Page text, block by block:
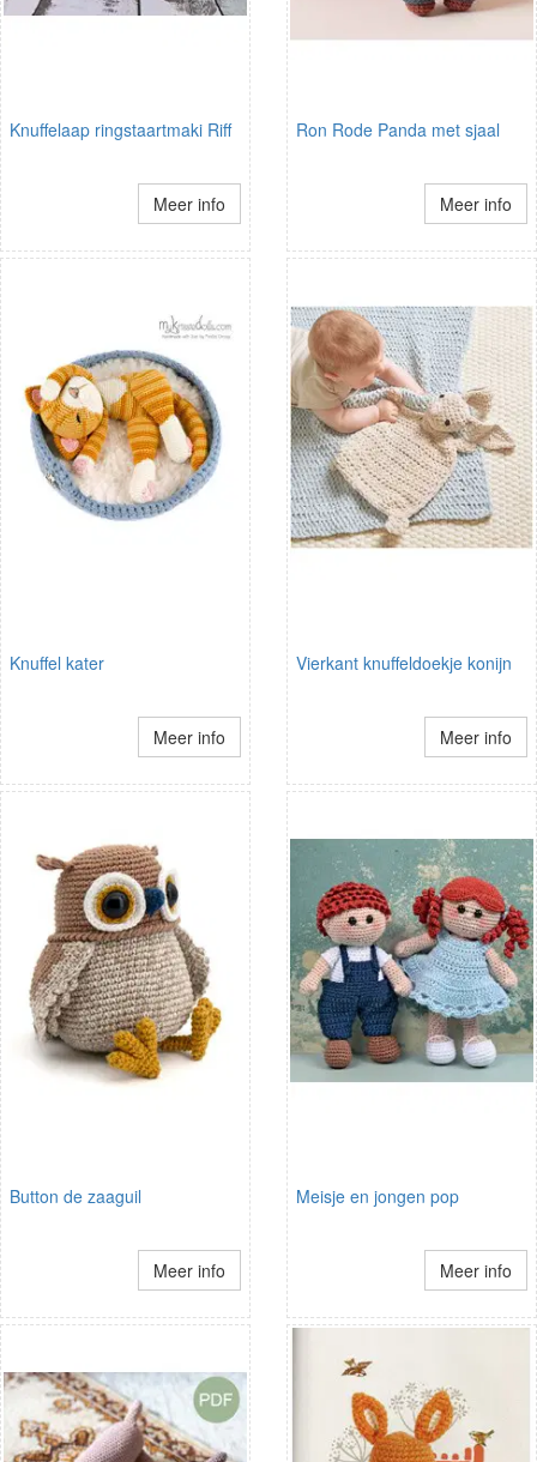
Knuffelaap ringstaartmaki Riff
Meer info
Ron Rode Panda met sjaal
Meer info
Knuffel kater
Meer info
Vierkant knuffeldoekje konijn
Meer info
Button de zaaguil
Meer info
Meisje en jongen pop
Meer info